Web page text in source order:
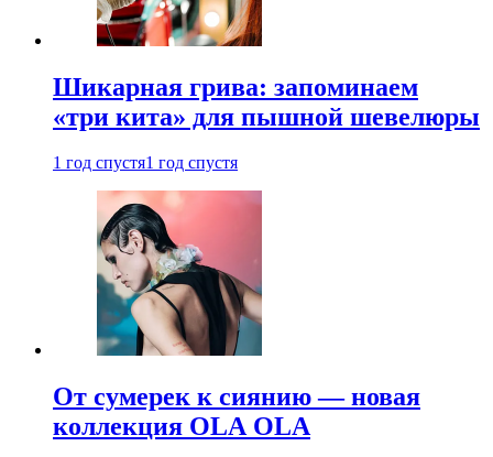
Шикарная грива: запоминаем
«три кита» для пышной шевелюры
1 год спустя1 год спустя
От сумерек к сиянию — новая
коллекция OLA OLA